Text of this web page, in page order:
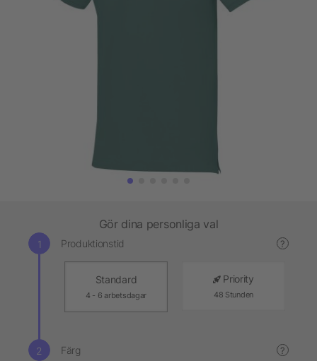
Gör dina personliga val
Produktionstid ?
Standard
4 - 6 arbetsdagar
Priority
48 Stunden
Färg ?